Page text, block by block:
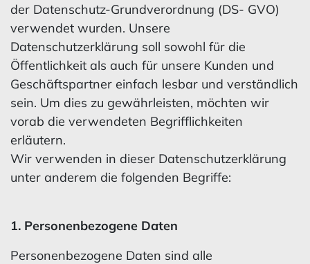
der Datenschutz-Grundverordnung (DS- GVO)
verwendet wurden. Unsere
Datenschutzerklärung soll sowohl für die
Öffentlichkeit als auch für unsere Kunden und
Geschäftspartner einfach lesbar und verständlich
sein. Um dies zu gewährleisten, möchten wir
vorab die verwendeten Begrifflichkeiten
erläutern.
Wir verwenden in dieser Datenschutzerklärung
unter anderem die folgenden Begriffe:
1. Personenbezogene Daten
Personenbezogene Daten sind alle